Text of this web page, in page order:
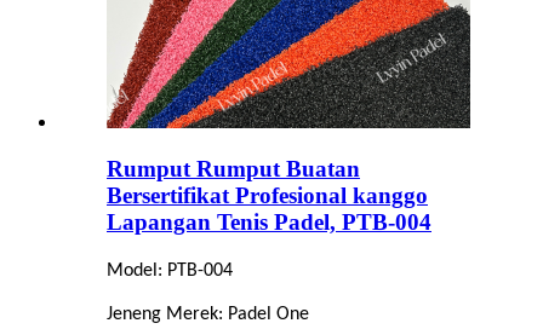
Rumput Rumput Buatan
Bersertifikat Profesional kanggo
Lapangan Tenis Padel, PTB-004
Model: PTB-004
Jeneng Merek: Padel One